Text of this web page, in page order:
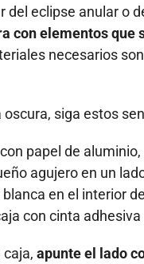
del eclipse anular o
con elementos que
necesarios
siga estos
papel de
agujero en un
en el interior
con cinta
caja, apunte el lado